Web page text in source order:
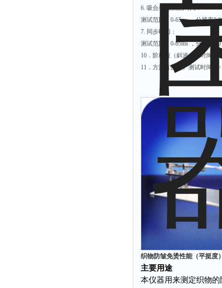
6. 吸合/释放回跳时间：
测试范围：0-65ms ，分辨率
7. 同步时间：
测试范围：0-65ms ，分辨率
10．阶梯波（斜波）试时间：
11．方波（快测）测试时间：
织物防皱免烫性能（平挺
主要用途
本仪器用来测定织物